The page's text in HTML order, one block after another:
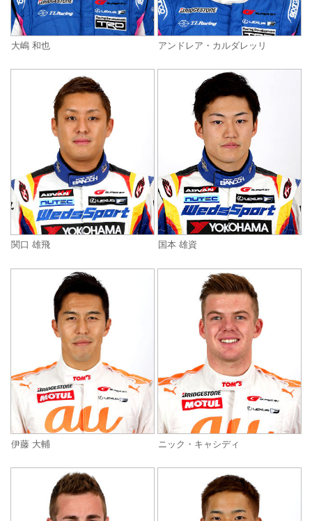
大嶋 和也 アンドレア・カルダレッリ
関口 雄飛 国本 雄資
伊藤 大輔 ニック・キャシディ